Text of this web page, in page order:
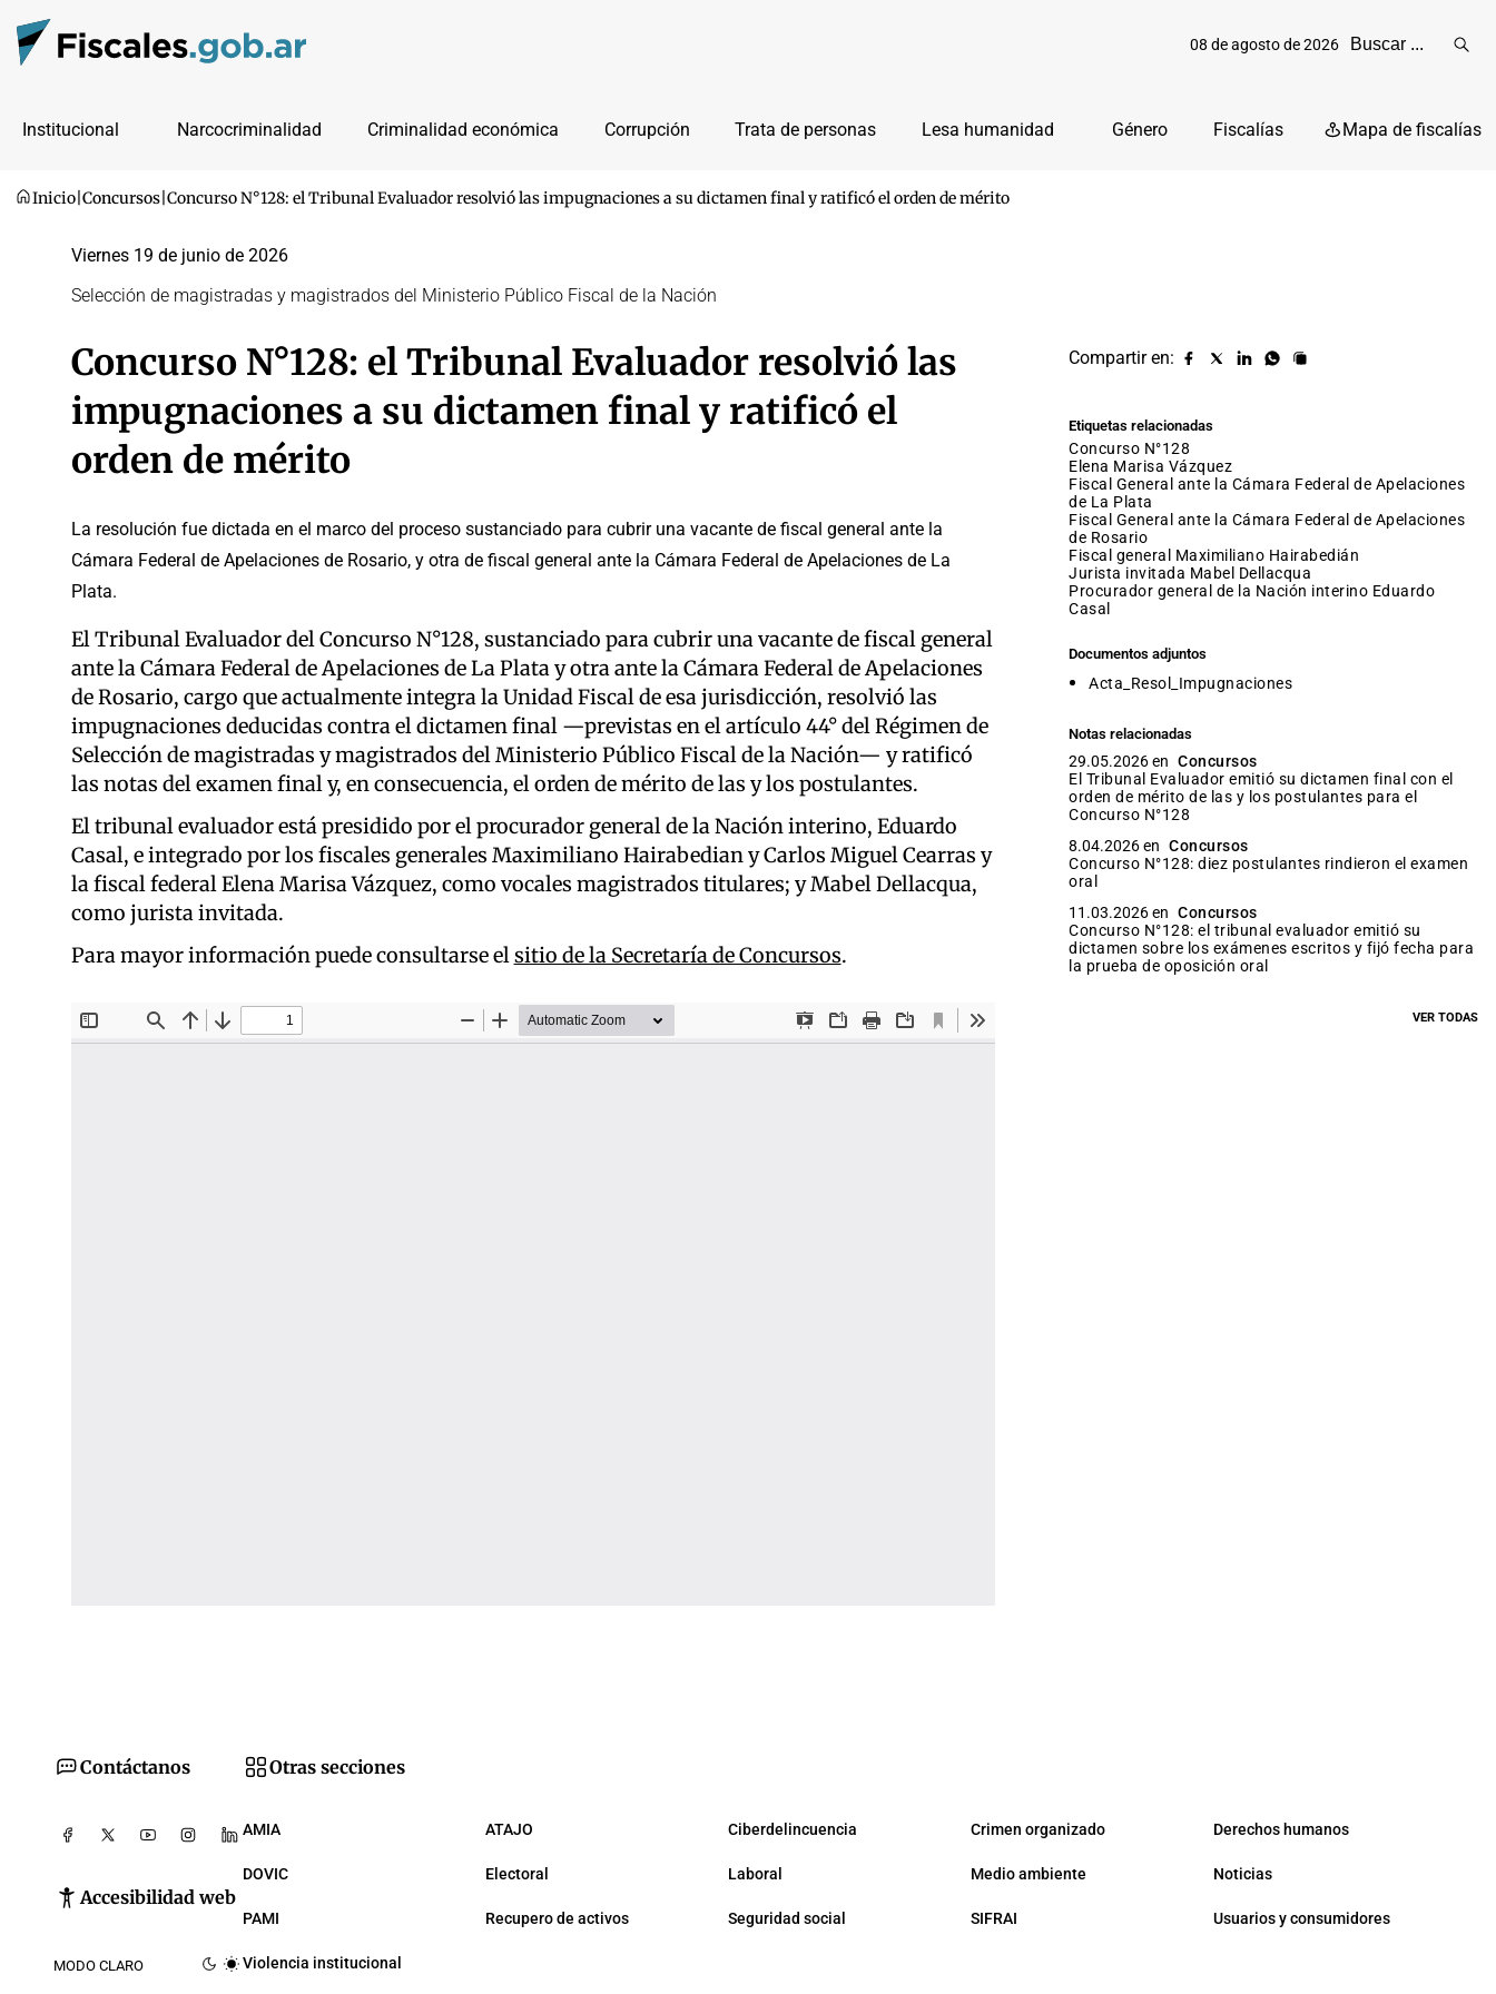
08 de agosto de 2026
Institucional Narcocriminalidad Criminalidad económica Corrupción Trata de personas Lesa humanidad Género Fiscalías Mapa de fiscalías
Inicio Concursos Concurso N°128: el Tribunal Evaluador resolvió las impugnaciones a su dictamen final y ratificó el orden de mérito
Viernes 19 de junio de 2026
Selección de magistradas y magistrados del Ministerio Público Fiscal de la Nación
Concurso N°128: el Tribunal Evaluador resolvió las
impugnaciones a su dictamen final y ratificó el
orden de mérito
La resolución fue dictada en el marco del proceso sustanciado para cubrir una vacante de fiscal general ante la
Cámara Federal de Apelaciones de Rosario, y otra de fiscal general ante la Cámara Federal de Apelaciones de La
Plata.
El Tribunal Evaluador del Concurso N°128, sustanciado para cubrir una vacante de fiscal general
ante la Cámara Federal de Apelaciones de La Plata y otra ante la Cámara Federal de Apelaciones
de Rosario, cargo que actualmente integra la Unidad Fiscal de esa jurisdicción, resolvió las
impugnaciones deducidas contra el dictamen final —previstas en el artículo 44° del Régimen de
Selección de magistradas y magistrados del Ministerio Público Fiscal de la Nación— y ratificó
las notas del examen final y, en consecuencia, el orden de mérito de las y los postulantes.
El tribunal evaluador está presidido por el procurador general de la Nación interino, Eduardo
Casal, e integrado por los fiscales generales Maximiliano Hairabedian y Carlos Miguel Cearras y
la fiscal federal Elena Marisa Vázquez, como vocales magistrados titulares; y Mabel Dellacqua,
como jurista invitada.
Para mayor información puede consultarse elsitio de la Secretaría de Concursos.
Compartir en:
Compartir
Compartir
Compartir
Compartir
Copiar
Etiquetas relacionadas
Concurso N°128
Elena Marisa Vázquez
Fiscal General ante la Cámara Federal de Apelaciones
de La Plata
Fiscal General ante la Cámara Federal de Apelaciones
de Rosario
fiscal general Maximiliano Hairabedián
jurista invitada Mabel Dellacqua
procurador general de la Nación interino Eduardo
Casal
Documentos adjuntos
Acta_Resol_Impugnaciones
Notas relacionadas
29.05.2026 en Concursos
El Tribunal Evaluador emitió su dictamen final con el
orden de mérito de las y los postulantes para el
Concurso N°128
8.04.2026 en Concursos
Concurso N°128: diez postulantes rindieron el examen
oral
11.03.2026 en Concursos
Concurso N°128: el tribunal evaluador emitió su
dictamen sobre los exámenes escritos y fijó fecha para
la prueba de oposición oral
VER TODAS
Contáctanos
Accesibilidad web
MODO CLARO
Otras secciones
AMIA ATAJO Ciberdelincuencia Crimen organizado Derechos humanos
DOVIC Electoral Laboral Medio ambiente Noticias
PAMI Recupero de activos Seguridad social SIFRAI Usuarios y consumidores
Violencia institucional